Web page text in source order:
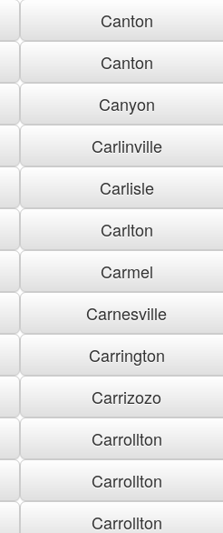
Canton
Canton
Canyon
Carlinville
Carlisle
Carlton
Carmel
Carnesville
Carrington
Carrizozo
Carrollton
Carrollton
Carrollton